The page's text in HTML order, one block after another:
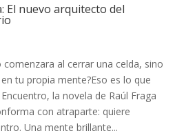
El nuevo arquitecto del
comenzara al cerrar una celda, sino
tu propia mente?Eso es lo que
la novela de Raúl Fraga
con atraparte: quiere
Una mente brillante...